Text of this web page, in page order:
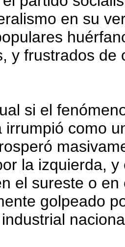
en su
y frustrados de
si el
irrumpió como
la izquierda,
el sureste o
golpeado